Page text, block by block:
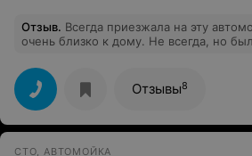
Отзыв. Всегда приезжала на эту
очень близко к дому. Не всегда, но
месяц назад, после очередной мойки я
что на задней двери слез лак пятнами,
администратор сказал, что они не
средства, которые могут так разъесть
Попала на окраску двери. Решила
Отзывы8
СТО, АВТОМОЙКА